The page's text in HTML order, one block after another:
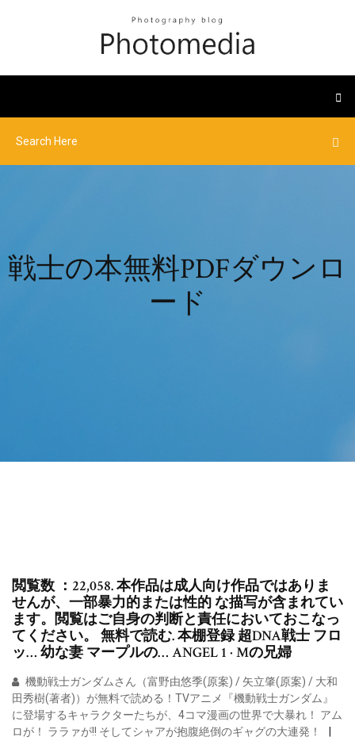
戦士の本無料PDFダウンロ
ード
閲覧数 ：22,058. 本作品は成人向け作品ではありま
せんが、一部暴力的または性的 な描写が含まれてい
ます。閲覧はご自身の判断と責任においておこなっ
てください。 無料で読む. 本棚登録 超DNA戦士 フロ
ッ… 幼な妻 マープルの… ANGEL 1 · Mの兄婦
機動戦士ガンダムさん（富野由悠季(原案) / 矢立肇(原案) / 大和
田秀樹(著者)）が無料で読める！TVアニメ『機動戦士ガンダム』
に登場するキャラクターたちが、4コマ漫画の世界で大暴れ！ アム
ロが！ ララァが!! そしてシャアが抱腹絶倒のギャグの大連発！